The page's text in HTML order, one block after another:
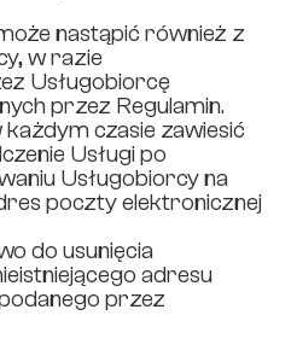
nastąpić również z
w razie
Usługobiorcę
przez Regulamin.
czasie zawiesić
Usługi po
Usługobiorcy na
poczty elektronicznej
do usunięcia
adresu
przez